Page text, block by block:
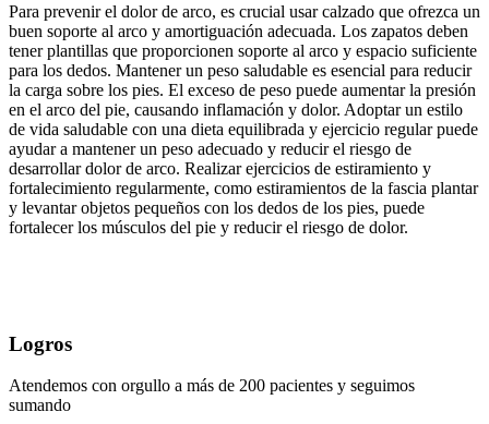
Para prevenir el dolor de arco, es crucial usar calzado que ofrezca un
buen soporte al arco y amortiguación adecuada. Los zapatos deben
tener plantillas que proporcionen soporte al arco y espacio suficiente
para los dedos. Mantener un peso saludable es esencial para reducir
la carga sobre los pies. El exceso de peso puede aumentar la presión
en el arco del pie, causando inflamación y dolor. Adoptar un estilo
de vida saludable con una dieta equilibrada y ejercicio regular puede
ayudar a mantener un peso adecuado y reducir el riesgo de
desarrollar dolor de arco. Realizar ejercicios de estiramiento y
fortalecimiento regularmente, como estiramientos de la fascia plantar
y levantar objetos pequeños con los dedos de los pies, puede
fortalecer los músculos del pie y reducir el riesgo de dolor.
Logros
Atendemos con orgullo a más de 200 pacientes y seguimos
sumando